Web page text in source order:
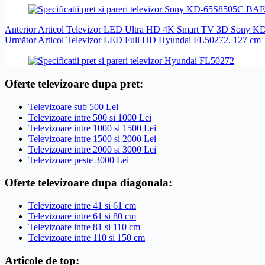
AnteriorArticol Televizor LED Ultra HD 4K Smart TV 3D Sony
UrmătorArticol Televizor LED Full HD Hyundai FL50272, 127 cm
Oferte televizoare dupa pret:
Televizoare sub 500 Lei
Televizoare intre 500 si 1000 Lei
Televizoare intre 1000 si 1500 Lei
Televizoare intre 1500 si 2000 Lei
Televizoare intre 2000 si 3000 Lei
Televizoare peste 3000 Lei
Oferte televizoare dupa diagonala:
Televizoare intre 41 si 61 cm
Televizoare intre 61 si 80 cm
Televizoare intre 81 si 110 cm
Televizoare intre 110 si 150 cm
Articole de top: